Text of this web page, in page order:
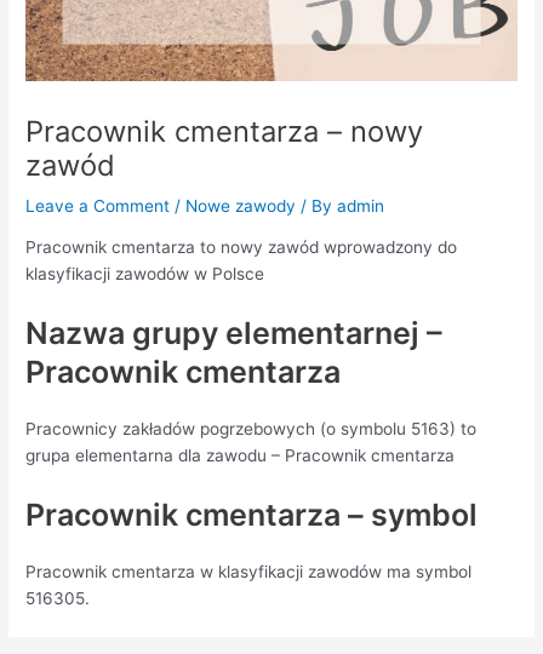
Pracownik cmentarza – nowy
zawód
Leave a Comment / Nowe zawody / Byadmin
Pracownik cmentarza to nowy zawód wprowadzony do
klasyfikacji zawodów w Polsce
Nazwa grupy elementarnej –
Pracownik cmentarza
Pracownicy zakładów pogrzebowych (o symbolu 5163) to
grupa elementarna dla zawodu – Pracownik cmentarza
Pracownik cmentarza – symbol
Pracownik cmentarza w klasyfikacji zawodów ma symbol
516305.